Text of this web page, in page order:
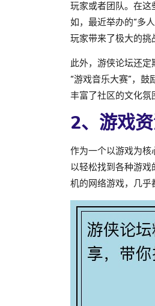
玩家或者团队。在这
如，最近举办的“多
玩家带来了极大的挑
此外，游侠论坛还
“游戏音乐大赛”，
丰富了社区的文化氛
2、游戏
作为一个以游戏为核
以轻松找到各种游
机的网络游戏，几乎